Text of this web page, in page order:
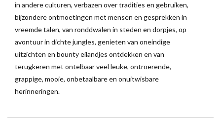
in andere culturen, verbazen over tradities en gebruiken,
bijzondere ontmoetingen met mensen en gesprekken in
vreemde talen, van ronddwalen in steden en dorpjes, op
avontuur in dichte jungles, genieten van oneindige
uitzichten en bounty eilandjes ontdekken en van
terugkeren met ontelbaar veel leuke, ontroerende,
grappige, mooie, onbetaalbare en onuitwisbare
herinneringen.